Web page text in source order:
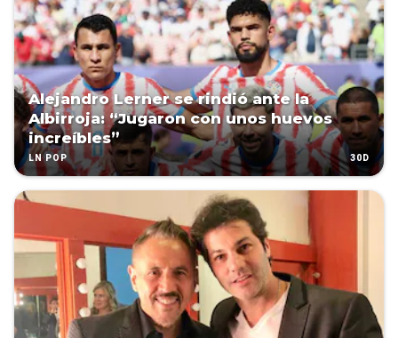
Alejandro Lerner se rindió ante la
Albirroja: “Jugaron con unos huevos
increíbles”
LN POP 30D